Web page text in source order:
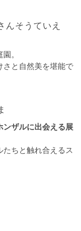
んそうていえ
。
さと自然美を堪能で
ンザルに出会える展
ちと触れ合えるス